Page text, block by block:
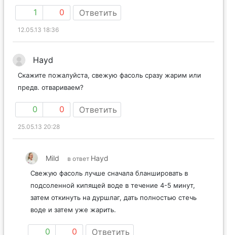
1 0 Ответить
12.05.13 18:36
Hayd
Скажите пожалуйста, свежую фасоль сразу жарим или
предв. отвариваем?
0 0 Ответить
25.05.13 20:28
Mild в ответ Hayd
Свежую фасоль лучше сначала бланшировать в
подсоленной кипящей воде в течение 4-5 минут,
затем откинуть на дуршлаг, дать полностью стечь
воде и затем уже жарить.
0 0 Ответить